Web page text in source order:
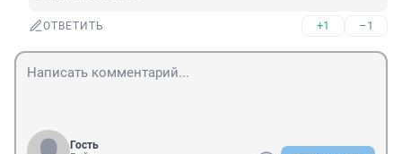
ОТВЕТИТЬ +1 –1
Гость